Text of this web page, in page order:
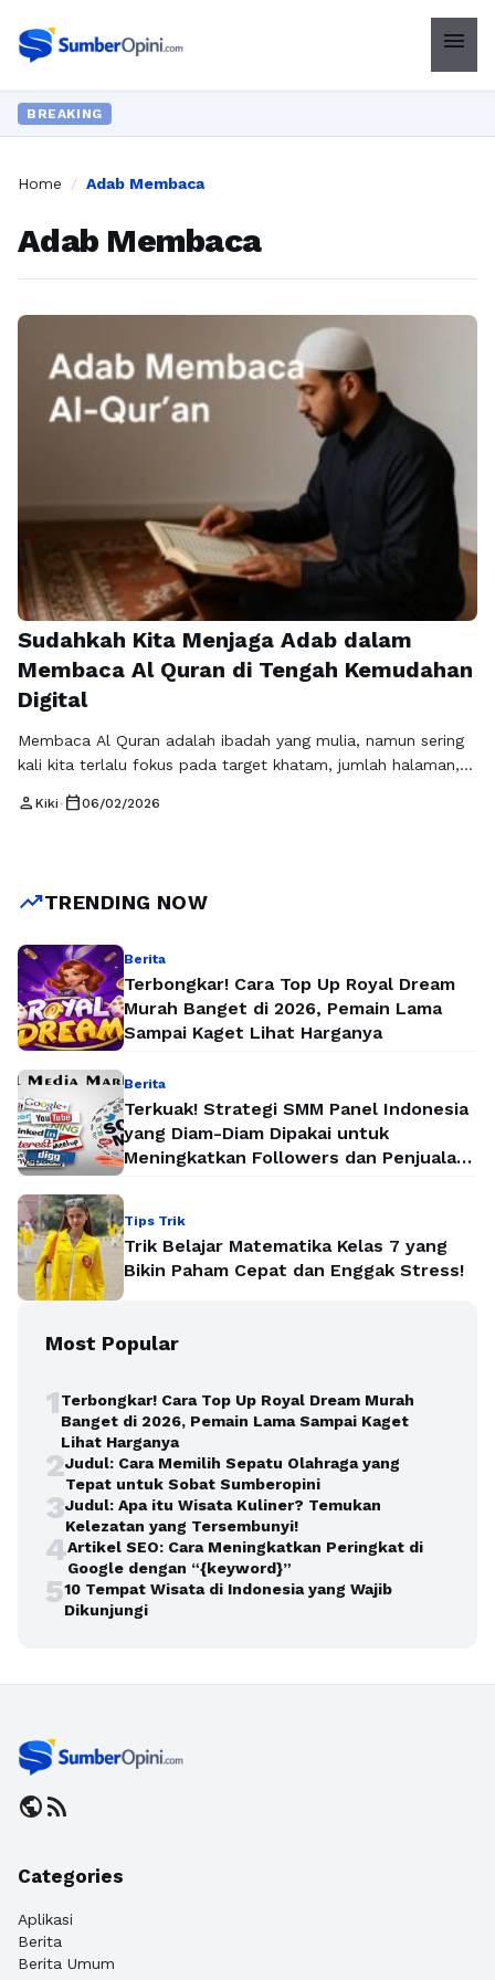
menu
BREAKING
Home / Adab Membaca
Adab Membaca
Sudahkah Kita Menjaga Adab dalam
Membaca Al Quran di Tengah Kemudahan
Digital
Membaca Al Quran adalah ibadah yang mulia, namun sering
kali kita terlalu fokus pada target khatam, jumlah halaman,
penting yang seharusnya menyertai setiap huruf yang kita
Selengkapnya
person Kiki• calendar_today06/02/2026
trending_upTRENDING NOW
Berita
Terbongkar! Cara Top Up Royal Dream
Murah Banget di 2026, Pemain Lama
Sampai Kaget Lihat Harganya
Berita
Terkuak! Strategi SMM Panel Indonesia
yang Diam-Diam Dipakai untuk
Meningkatkan Followers dan Penjualan
Tips Trik
Trik Belajar Matematika Kelas 7 yang
Bikin Paham Cepat dan Enggak Stress!
Most Popular
1Terbongkar! Cara Top Up Royal Dream Murah
Banget di 2026, Pemain Lama Sampai Kaget
Lihat Harganya
2Judul: Cara Memilih Sepatu Olahraga yang
Tepat untuk Sobat Sumberopini
3Judul: Apa itu Wisata Kuliner? Temukan
Kelezatan yang Tersembunyi!
4Artikel SEO: Cara Meningkatkan Peringkat di
Google dengan “{keyword}”
510 Tempat Wisata di Indonesia yang Wajib
Dikunjungi
publicrss_feed
Categories
Aplikasi
Berita
Berita Umum